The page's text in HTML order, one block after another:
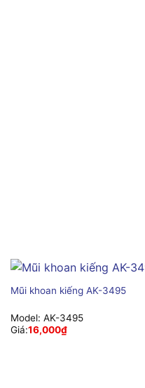
Mũi khoan kiếng AK-3495
Model: AK-3495
Giá:16,000₫